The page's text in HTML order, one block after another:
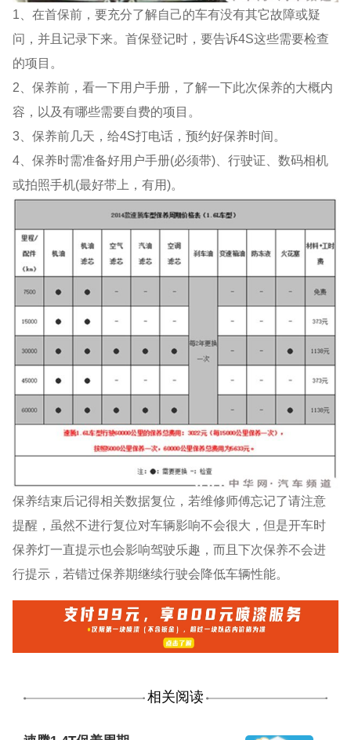
1、在首保前，要充分了解自己的车有没有其它故障或疑
问，并且记录下来。首保登记时，要告诉4S这些需要检查
的项目。
2、保养前，看一下用户手册，了解一下此次保养的大概内
容，以及有哪些需要自费的项目。
3、保养前几天，给4S打电话，预约好保养时间。
4、保养时需准备好用户手册(必须带)、行驶证、数码相机
或拍照手机(最好带上，有用)。
保养结束后记得相关数据复位，若维修师傅忘记了请注意
提醒，虽然不进行复位对车辆影响不会很大，但是开车时
保养灯一直提示也会影响驾驶乐趣，而且下次保养不会进
行提示，若错过保养期继续行驶会降低车辆性能。
相关阅读